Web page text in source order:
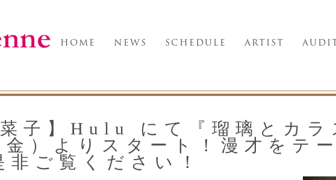
HOME NEWS SCHEDULE ARTIST
菜子】Hulu にて『瑠璃とカ
金）よりスタート！漫才をテ
非ご覧ください！